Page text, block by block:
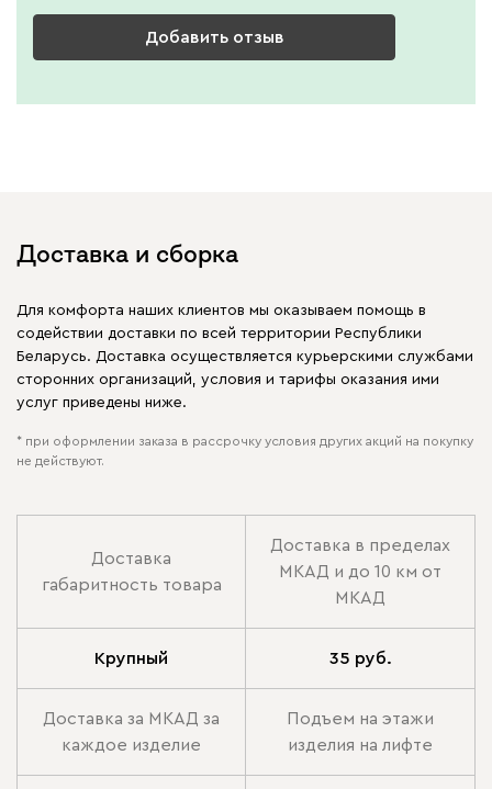
Добавить отзыв
Доставка и сборка
Для комфорта наших клиентов мы оказываем помощь в
содействии доставки по всей территории Республики
Беларусь. Доставка осуществляется курьерскими службами
сторонних организаций, условия и тарифы оказания ими
услуг приведены ниже.
* при оформлении заказа в рассрочку условия других акций на покупку
не действуют.
Доставка
габаритность товара
Доставка в пределах
МКАД и до 10 км от
МКАД
Крупный 35 руб.
Доставка за МКАД за
каждое изделие
Подъем на этажи
изделия на лифте